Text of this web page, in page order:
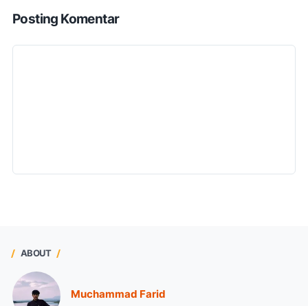
Posting Komentar
ABOUT
Muchammad Farid